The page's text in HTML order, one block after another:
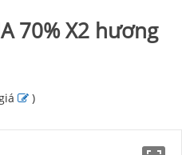
70% X2 hương
)